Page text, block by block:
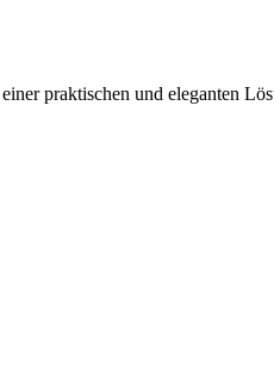
praktischen und eleganten